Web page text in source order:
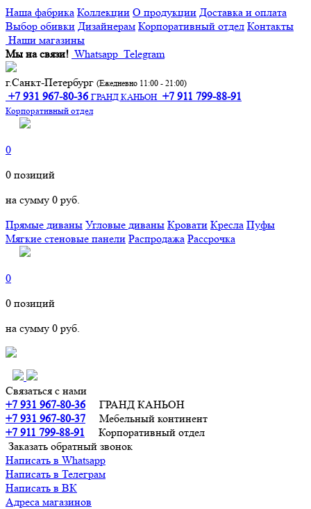
Наша фабрика Коллекции О продукции Доставка и оплата
Выбор обивки Дизайнерам Корпоративный отдел Контакты
Наши магазины
Мы на связи! Whatsapp Telegram
г.Санкт-Петербург (Ежедневно 11:00 - 21:00)
+7 931 967-80-36 ГРАНД КАНЬОН +7 911 799-88-91‬
Корпоративный отдел
0
0 позиций
на сумму 0 руб.
Прямые диваны Угловые диваны Кровати Кресла Пуфы
Мягкие стеновые панели Распродажа Рассрочка
0
0 позиций
на сумму 0 руб.
Связаться с нами
+7 931 967-80-36
ГРАНД КАНЬОН
+7 931 967-80-37
Мебельный континент
+7 911 799-88-91‬
Корпоративный отдел
Заказать обратный звонок
Написать в Whatsapp
Написать в Телеграм
Написать в ВК
Адреса магазинов